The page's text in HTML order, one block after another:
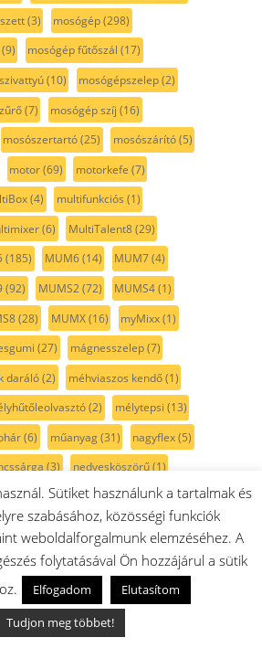
(3) mosógép(298)
(9) mosógép fűtőszál (17)
(10) mosógépszelep(2)
(7) mosógép szíj (16)
mosószertartó(25) mosószárító(5)
motor(69) motorkefe (7)
(4) multifunkciós (1)
(6) MultiTalent8(29)
(185) MUM6(14) MUM7(4)
(92) MUMS2(72) MUMS4(1)
(28) MUMX(16) myMixx(1)
(27) mágnesszelep(7)
daráló(2) méhviaszos kendő(1)
(2) mélytepsi (13)
(6) műanyag(31) nagyflex(5)
(3) nedvesköszörű(1)
nofrost(13) no frost(2) ntc (3)
O-gyűrű olajsütő
(63) padlókefe(1)
palackpolc(47) palacktartó(40)
panel(1) papír porzsák
Sütiket használunk a tartalmak és
szabásához, közösségi funkciók
weboldalforgalmunk elemzéséhez. A
folytatásával Ön hozzájárul a sütik
Elfogadom
Elutasítom
Tudjon meg többet!